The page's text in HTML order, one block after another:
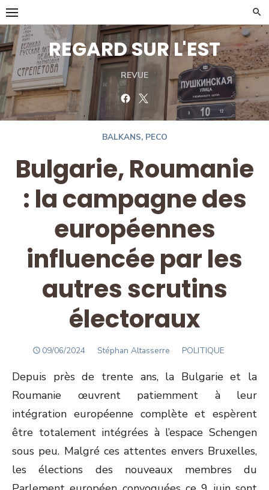
Skip
to
content
REGARD SUR L'EST
REVUE
FacebookTwitter
BALKANS, PECO
Bulgarie, Roumanie
: la campagne des
européennes
influencée par les
autres scrutins
électoraux
POSTED
09/06/2024 Author
Stéphan Altasserre POLITIQUE
Depuis près de trente ans, la Bulgarie et la
Roumanie œuvrent patiemment à leur
intégration européenne complète et espèrent
être totalement intégrées à l’espace Schengen
sous peu. Malgré ces attentes envers Bruxelles,
les élections des nouveaux membres du